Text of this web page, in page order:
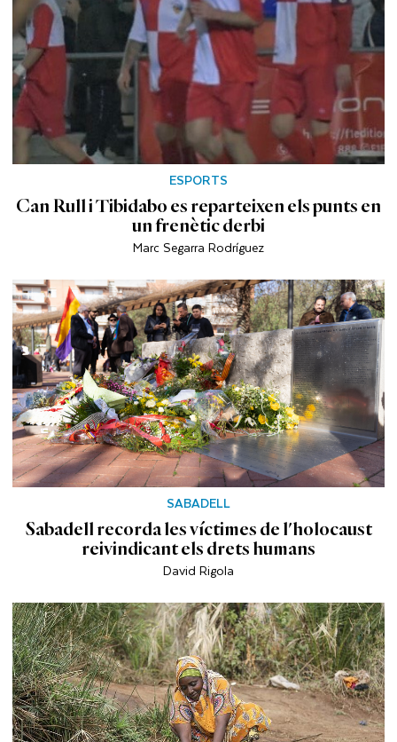
ESPORTS
Can Rull i Tibidabo es reparteixen els punts en
un frenètic derbi
Marc Segarra Rodríguez
SABADELL
Sabadell recorda les víctimes de l'holocaust
reivindicant els drets humans
David Rigola